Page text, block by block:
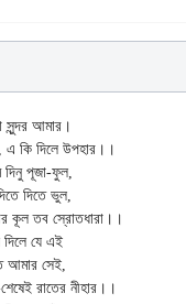
এ কি দিলে উপহার।।
কূল তব স্রোতধারা।।
রাতের নীহার।।